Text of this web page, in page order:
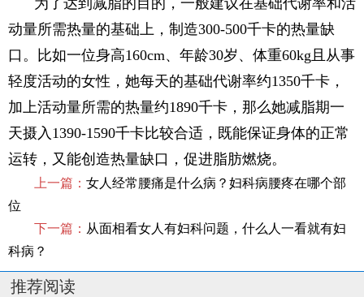
为了达到减脂的目的，一般建议在基础代谢率和活
动量所需热量的基础上，制造300-500千卡的热量缺
口。比如一位身高160cm、年龄30岁、体重60kg且从事
轻度活动的女性，她每天的基础代谢率约1350千卡，
加上活动量所需的热量约1890千卡，那么她减脂期一
天摄入1390-1590千卡比较合适，既能保证身体的正常
运转，又能创造热量缺口，促进脂肪燃烧。
上一篇： 女人经常腰痛是什么病？妇科病腰疼在哪个部
位
下一篇： 从面相看女人有妇科问题，什么人一看就有妇
科病？
推荐阅读